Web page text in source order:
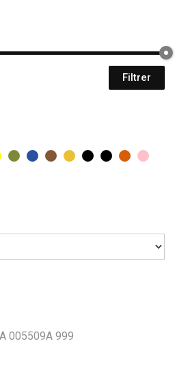
Filtrer
005509A 999